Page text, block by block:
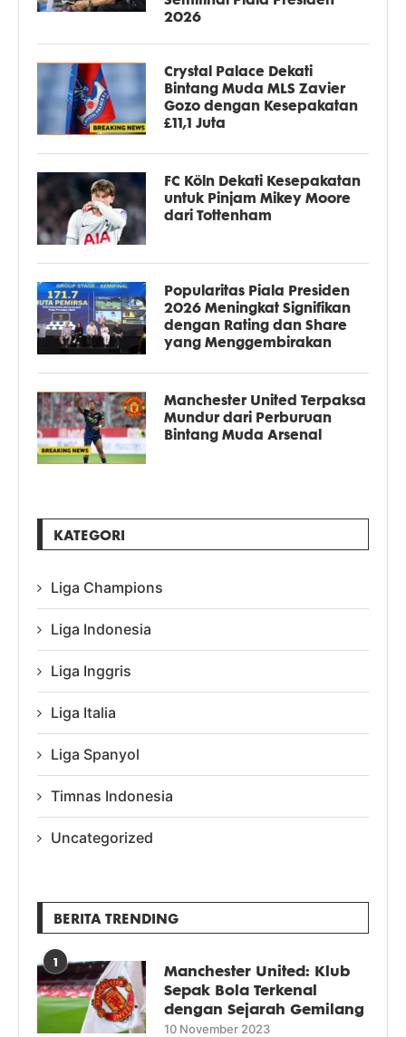
2026
Crystal Palace Dekati
Bintang Muda MLS Zavier
Gozo dengan Kesepakatan
£11,1 Juta
FC Köln Dekati Kesepakatan
untuk Pinjam Mikey Moore
dari Tottenham
Popularitas Piala Presiden
2026 Meningkat Signifikan
dengan Rating dan Share
yang Menggembirakan
Manchester United Terpaksa
Mundur dari Perburuan
Bintang Muda Arsenal
KATEGORI
Liga Champions
Liga Indonesia
Liga Inggris
Liga Italia
Liga Spanyol
Timnas Indonesia
Uncategorized
BERITA TRENDING
1
Manchester United: Klub
Sepak Bola Terkenal
dengan Sejarah Gemilang
10 November 2023